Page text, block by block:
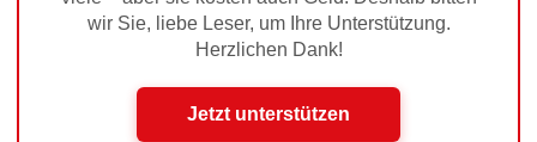
wir Sie, liebe Leser, um Ihre Unterstützung.
Herzlichen Dank!
Jetzt unterstützen